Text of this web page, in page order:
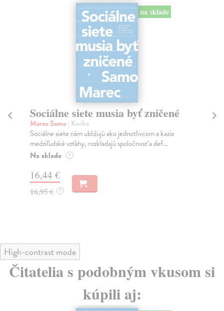
na sklade
Sociálne siete musia byť zničené
Marec Samo| Kniha
Sociálne siete nám ubližujú ako jednotlivcom a kazia
medziľudské vzťahy, rozkladajú spoločnosť a def...
Na sklade ?
16,44 €
16,95 € ?
High-contrast mode
Čitatelia s podobným vkusom si
kúpili aj: